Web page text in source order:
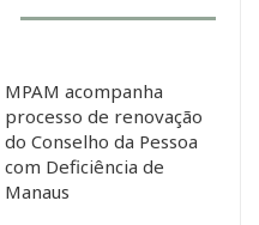
MPAM acompanha
processo de renovação
do Conselho da Pessoa
com Deficiência de
Manaus